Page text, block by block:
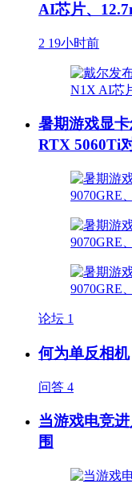
AI芯片、
2 19小时前
暑期游戏显
RTX 5060Ti
论坛 1
何为单反相机
问答 4
当游戏电竞
围